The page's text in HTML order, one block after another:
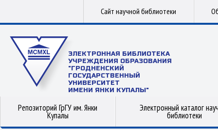
Сайт научной библиотеки
ЭЛЕКТРОННАЯ БИБЛИОТЕКА
УЧРЕЖДЕНИЯ ОБРАЗОВАНИЯ
"ГРОДНЕНСКИЙ
ГОСУДАРСТВЕННЫЙ
УНИВЕРСИТЕТ
ИМЕНИ ЯНКИ КУПАЛЫ"
Репозиторий ГрГУ им. Янки
Купалы
Электронный каталог
библиотеки